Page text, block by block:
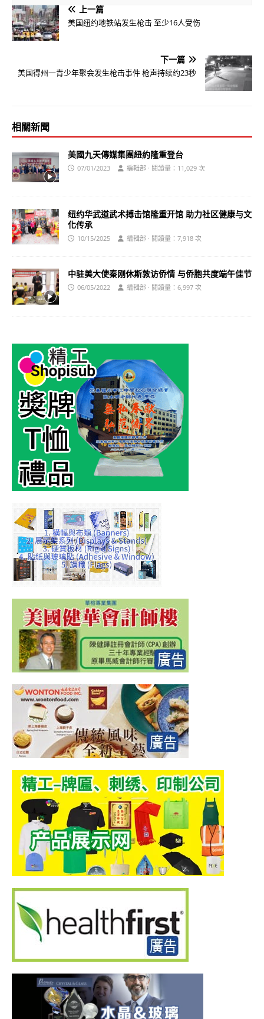
上一篇
美国纽约地铁站发生枪击 至少16人受伤
下一篇
美国得州一青少年聚会发生枪击事件 枪声持续约23秒
相關新聞
美國九天傳媒集團紐約隆重登台
07/01/2023 編輯部 · 閱讀量：11,029 次
纽约华武道武术搏击馆隆重开馆 助力社区健康与文
化传承
10/15/2025 編輯部 · 閱讀量：7,918 次
中驻美大使秦刚休斯敦访侨情 与侨胞共度端午佳节
06/05/2022 編輯部 · 閱讀量：6,997 次